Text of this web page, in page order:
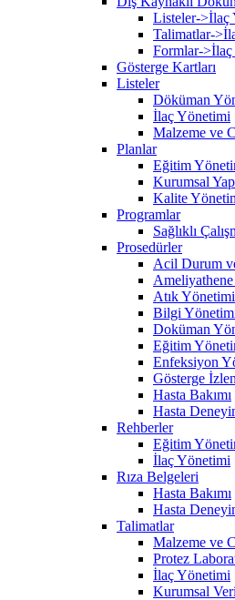
Listeler->İlaç
Talimatlar-
Formlar-
Gösterge Kartları
Listeler
Döküman
İlaç Yönetimi
Malzeme ve
Planlar
Eğitim
Kurumsal
Kalite
Programlar
Sağlıklı
Prosedürler
Acil Durum
Atık Yönetimi
Bilgi
Doküman
Eğitim
Enfeksiyon
Gösterge
Hasta Bakımı
Hasta
Rehberler
Eğitim
İlaç Yönetimi
Rıza Belgeleri
Hasta Bakımı
Hasta
Talimatlar
Malzeme ve
Protez
İlaç Yönetimi
Kurumsal